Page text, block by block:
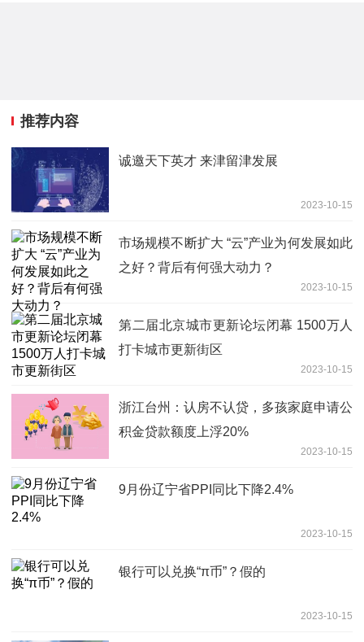
推荐内容
诚邀天下英才 来津留津发展
2023-10-15
市场规模不断扩大 “云”产业为何发展如此
之好？背后有何强大动力？
2023-10-15
第二届北京城市更新论坛闭幕 1500万人
打卡城市更新街区
2023-10-15
浙江台州：认房不认贷，多孩家庭申请公
积金贷款额度上浮20%
2023-10-15
9月份辽宁省PPI同比下降2.4%
2023-10-15
银行可以兑换“π币”？假的
2023-10-15